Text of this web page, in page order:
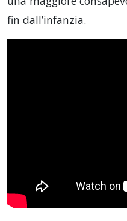
fin dall’infanzia.